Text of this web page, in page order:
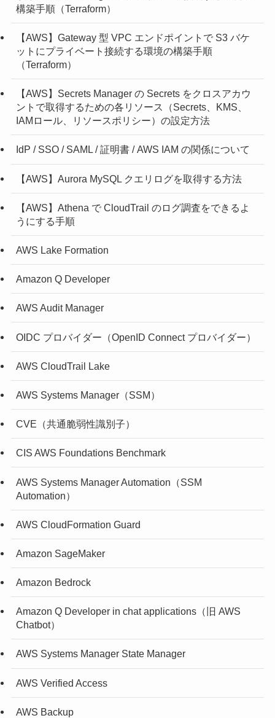
構築手順（Terraform）
【AWS】Gateway 型 VPC エンドポイントで S3 バケ
ットにプライベート接続する環境の構築手順
（Terraform）
【AWS】Secrets Manager の Secrets をクロスアカウ
ントで取得するための各リソース（Secrets、KMS、
IAMロール、リソースポリシー）の設定方法
IdP / SSO / SAML / 証明書 / AWS IAM の関係について
【AWS】Aurora MySQL クエリログを取得する方法
【AWS】Athena で CloudTrail のログ調査をできるよ
うにする手順
AWS Lake Formation
Amazon Q Developer
AWS Audit Manager
OIDC プロバイダー（OpenID Connect プロバイダー）
AWS CloudTrail Lake
AWS Systems Manager（SSM）
CVE（共通脆弱性識別子）
CIS AWS Foundations Benchmark
AWS Systems Manager Automation（SSM
Automation）
AWS CloudFormation Guard
Amazon SageMaker
Amazon Bedrock
Amazon Q Developer in chat applications（旧 AWS
Chatbot）
AWS Systems Manager State Manager
AWS Verified Access
AWS Backup